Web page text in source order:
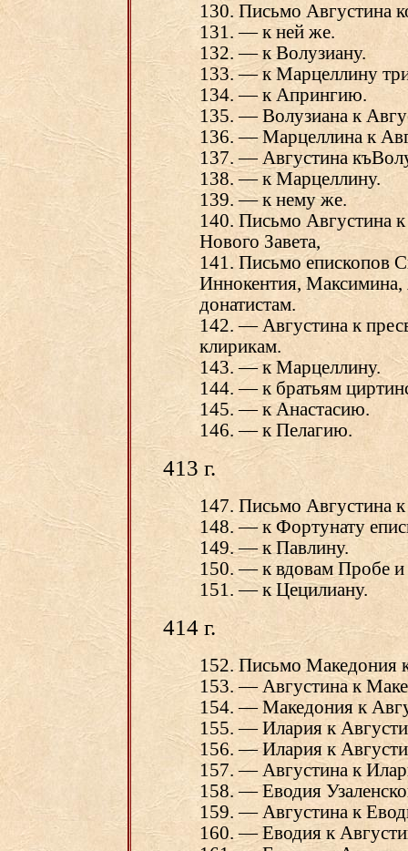
130. Письмо Августина
131. — к ней же.
132. — к Волузиану.
133. — к Марцеллину
134. — к Апрингию.
135. — Волузиана к
136. — Марцеллина к
137. — Августина
138. — к Марцеллину.
139. — к нему же.
140. Письмо Августина к
Нового Завета,
141. Письмо епископов
Иннокентия, Максимина,
донатистам.
142. — Августина к
клирикам.
143. — к Марцеллину.
144. — к братьям
145. — к Анастасию.
146. — к Пелагию.
413 г.
147. Письмо Августина
148. — к Фортунату
149. — к Павлину.
150. — к вдовам Пробе
151. — к Цецилиану.
414 г.
152. Письмо Македония
153. — Августина к
154. — Македония к
155. — Илария к
156. — Илария к
157. — Августина к
158. — Еводия
159. — Августина к
160. — Еводия к